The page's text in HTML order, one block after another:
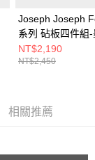
Joseph Joseph
系列 砧板四件組
NT$2,190
NT$2,450
相關推薦